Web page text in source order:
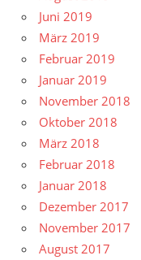
Juni 2019
März 2019
Februar 2019
Januar 2019
November 2018
Oktober 2018
März 2018
Februar 2018
Januar 2018
Dezember 2017
November 2017
August 2017